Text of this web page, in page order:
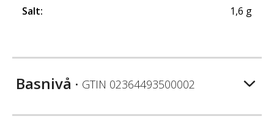
Salt: 1,6 g
Basnivå • GTIN 02364493500002